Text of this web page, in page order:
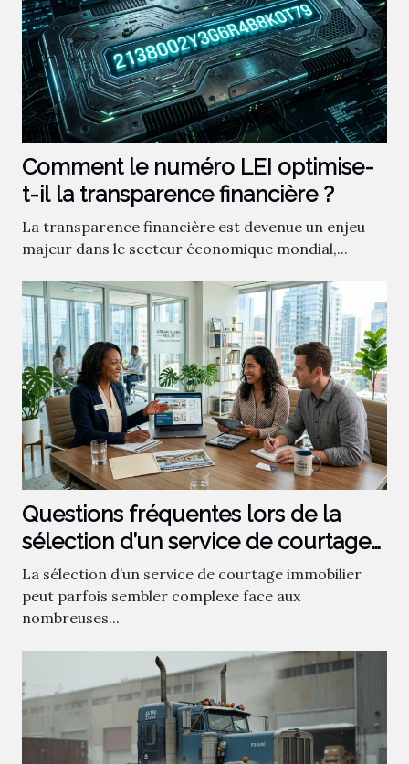
Comment le numéro LEI optimise-
t-il la transparence financière ?
La transparence financière est devenue un enjeu
majeur dans le secteur économique mondial,...
Questions fréquentes lors de la
sélection d’un service de courtage
immobilier
La sélection d’un service de courtage immobilier
peut parfois sembler complexe face aux
nombreuses...